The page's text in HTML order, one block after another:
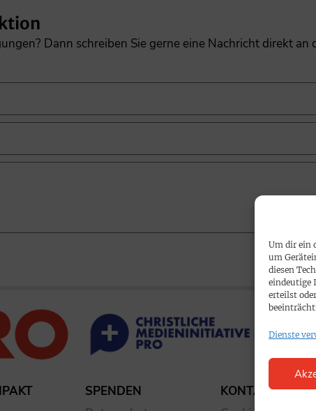
Um dir ein
um
diesen
eindeutige
erteilst
Dienste
Dann schreiben Sie gerne eine Nachricht direkt an
SPENDEN
KONTAKT